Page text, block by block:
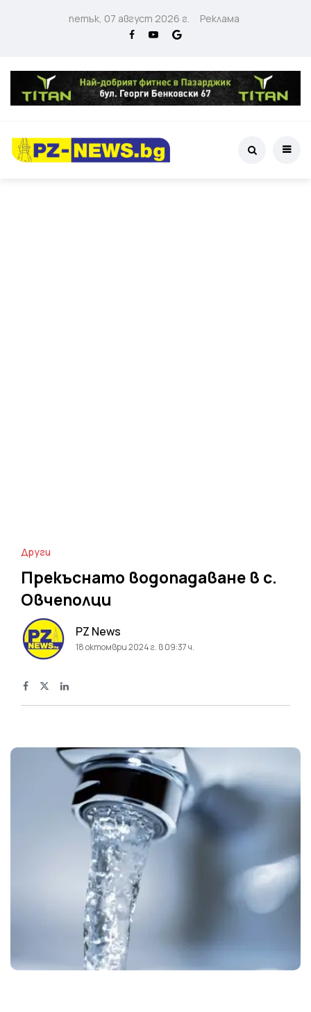
петък, 07 август 2026 г. Реклама
Други
Прекъснато водопадаване в с.
Овчеполци
PZ News
18 октомври 2024 г. в 09:37 ч.